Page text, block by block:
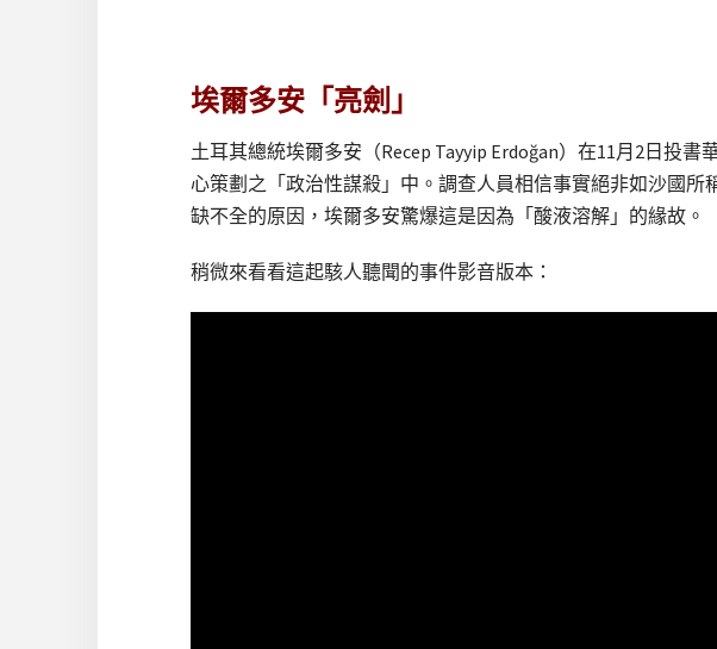
埃爾多安「亮劍」
土耳其總統埃爾多安（Recep Tayyip Erdoğan）在11月2日投
心策劃之「政治性謀殺」中。調查人員相信事實絕非如沙國
缺不全的原因，埃爾多安驚爆這是因為「酸液溶解」的緣故。
稍微來看看這起駭人聽聞的事件影音版本：